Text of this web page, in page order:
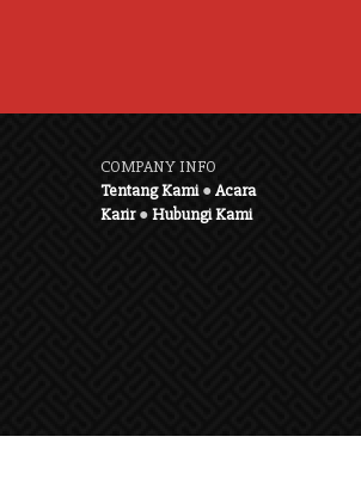
COMPANY INFO
Tentang Kami●Acara
Karir●Hubungi Kami